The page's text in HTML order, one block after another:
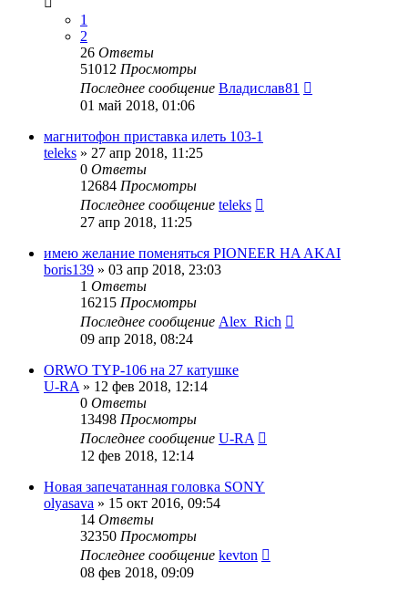
1
2
26 Ответы
51012 Просмотры
Последнее сообщение Владислав81
01 май 2018, 01:06
магнитофон приставка илеть 103-1
teleks » 27 апр 2018, 11:25
0 Ответы
12684 Просмотры
Последнее сообщение teleks
27 апр 2018, 11:25
имею желание поменяться PIONEER HA AKAI
boris139 » 03 апр 2018, 23:03
1 Ответы
16215 Просмотры
Последнее сообщение Alex_Rich
09 апр 2018, 08:24
ORWO TYP-106 на 27 катушке
U-RA » 12 фев 2018, 12:14
0 Ответы
13498 Просмотры
Последнее сообщение U-RA
12 фев 2018, 12:14
Новая запечатанная головка SONY
olyasava » 15 окт 2016, 09:54
14 Ответы
32350 Просмотры
Последнее сообщение kevton
08 фев 2018, 09:09